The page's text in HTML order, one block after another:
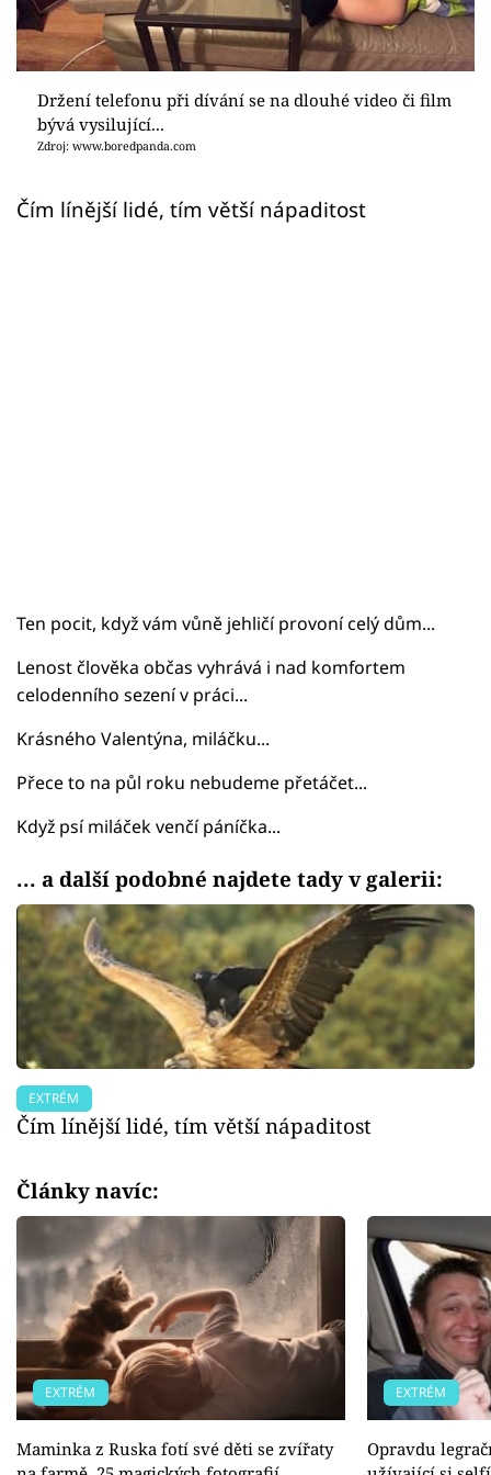
Videa
Sledujte prima+
Držení telefonu při dívání se na dlouhé video či film
bývá vysilující...
Zdroj: www.boredpanda.com
Čím línější lidé, tím větší nápaditost
Ten pocit, když vám vůně jehličí provoní celý dům...
Lenost člověka občas vyhrává i nad komfortem
celodenního sezení v práci...
Krásného Valentýna, miláčku...
Přece to na půl roku nebudeme přetáčet...
Když psí miláček venčí páníčka...
... a další podobné najdete tady v galerii:
EXTRÉM
Čím línější lidé, tím větší nápaditost
Články navíc:
EXTRÉM
Maminka z Ruska fotí své děti se zvířaty
EXTRÉM
Opravdu